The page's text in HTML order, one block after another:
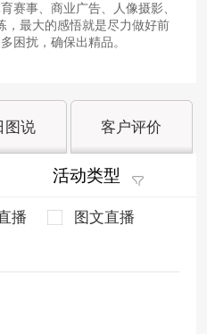
赛事、商业广告、人像摄影、
，最大的感悟就是尽力做好前
困扰，确保出精品。
图说 客户评价
活动类型
播
图文直播